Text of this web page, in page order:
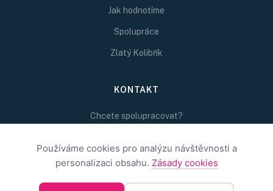
Jak hodnotíme
Spolupráce
Zlatý Kolibřík
KONTAKT
Chcete spolupracovat?
redakce@inspirativni.cz
Používáme cookies pro analýzu návštěvnosti a
personalizaci obsahu. Zásady cookies